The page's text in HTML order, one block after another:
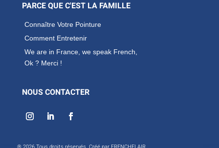
PARCE QUE C'EST LA FAMILLE
Connaître Votre Pointure
Comment Entretenir
We are in France, we speak French,
Ok ? Merci !
NOUS CONTACTER